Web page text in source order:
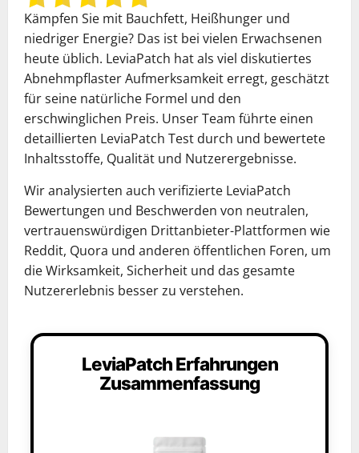
Kämpfen Sie mit Bauchfett, Heißhunger und
niedriger Energie? Das ist bei vielen Erwachsenen
heute üblich. LeviaPatch hat als viel diskutiertes
Abnehmpflaster Aufmerksamkeit erregt, geschätzt
für seine natürliche Formel und den
erschwinglichen Preis. Unser Team führte einen
detaillierten LeviaPatch Test durch und bewertete
Inhaltsstoffe, Qualität und Nutzerergebnisse.
Wir analysierten auch verifizierte LeviaPatch
Bewertungen und Beschwerden von neutralen,
vertrauenswürdigen Drittanbieter-Plattformen wie
Reddit, Quora und anderen öffentlichen Foren, um
die Wirksamkeit, Sicherheit und das gesamte
Nutzererlebnis besser zu verstehen.
LeviaPatch Erfahrungen
Zusammenfassung